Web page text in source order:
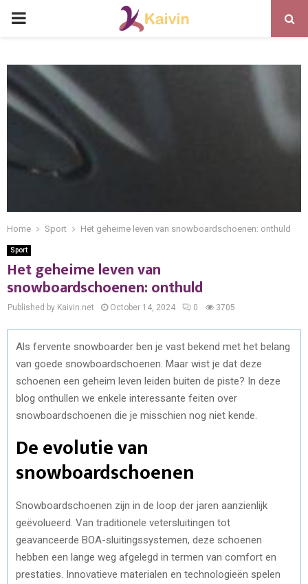
PRIMARY
Home Sport Het geheime leven van snowboardschoenen: onthuld
Sport
Het geheime leven van
snowboardschoenen: onthuld
Published by Kaivin.net October 14, 2024 0 3705
Als fervente snowboarder ben je vast bekend met het belang
van goede snowboardschoenen. Maar wist je dat deze
schoenen een geheim leven leiden buiten de piste? In deze
blog onthullen we enkele interessante feiten over
snowboardschoenen die je misschien nog niet kende.
De evolutie van
snowboardschoenen
Snowboardschoenen zijn in de loop der jaren aanzienlijk
geëvolueerd. Van traditionele vetersluitingen tot
geavanceerde BOA-sluitingssystemen, deze schoenen
hebben een lange weg afgelegd in termen van comfort en
prestaties. Innovatieve materialen en technologieën spelen